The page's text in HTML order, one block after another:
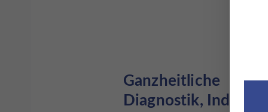
Ganzheitliche
Diagnostik,